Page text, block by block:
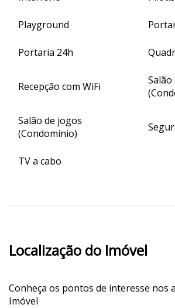
Playground
Portaria 24h
Recepção com WiFi
Salão
Salão de jogos
(Condomínio)
TV a cabo
Localização do Imóvel
Conheça os pontos de interesse nos
Imóvel